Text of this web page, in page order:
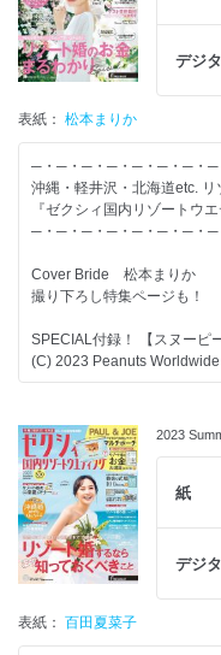
◆OKINAWA Wedding Book
◆保存版 リゾート婚の常識
◆教会＆式場100Book
【特集】-------------------------
◆リゾート婚・地元婚・海外
◆ゲストの費用負担“超こま
◆軽井沢で過ごした「友のハ
◆【エリア別】おしゃれ
◆沖縄婚観光＆グルメガイド
結婚するふたりが、すてきな
その後の人生がずっと幸せ
デジ
表紙： 松本まりか
─・─・─・─・─・─・─・─
沖縄・軽井沢・北海道etc.
『ゼクシィ国内リゾートウエ
─・─・─・─・─・─・─・─
Cover Bride 松本まりか
撮り下ろし特集ページも！
SPECIAL付録！ 【スヌーピ
(C) 2023 Peanuts
「なんか高そう・・・」そ
リゾートのお金まるわかり
【別冊付録】
◆リゾート婚のダンドリBOOK
◆沖縄＆軽井沢 Wedding
◆教会＆式場100Book
【特集】-------------------------
2023
紙
デジ
表紙： 百田夏菜子